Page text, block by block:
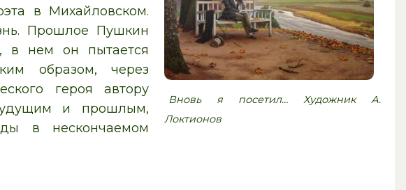
Вновь я посетил… Художник А.
Локтионов
в Михайловском.
Прошлое Пушкин
в нем он пытается
образом, через
героя автору
и прошлым,
в нескончаемом